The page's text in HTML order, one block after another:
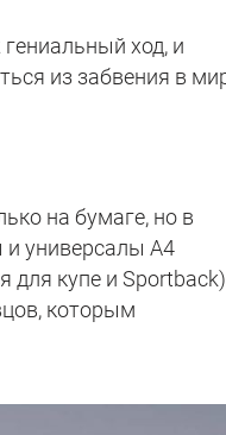
ход, и
из забвения в
на бумаге, но в
и универсалы A4
для купе и
которым